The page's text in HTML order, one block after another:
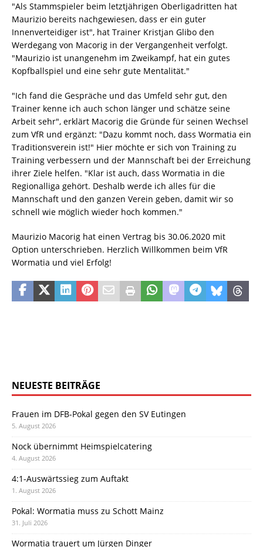
"Als Stammspieler beim letztjährigen Oberligadritten hat
Maurizio bereits nachgewiesen, dass er ein guter
Innenverteidiger ist", hat Trainer Kristjan Glibo den
Werdegang von Macorig in der Vergangenheit verfolgt.
"Maurizio ist unangenehm im Zweikampf, hat ein gutes
Kopfballspiel und eine sehr gute Mentalität."
"Ich fand die Gespräche und das Umfeld sehr gut, den
Trainer kenne ich auch schon länger und schätze seine
Arbeit sehr", erklärt Macorig die Gründe für seinen Wechsel
zum VfR und ergänzt: "Dazu kommt noch, dass Wormatia ein
Traditionsverein ist!" Hier möchte er sich von Training zu
Training verbessern und der Mannschaft bei der Erreichung
ihrer Ziele helfen. "Klar ist auch, dass Wormatia in die
Regionalliga gehört. Deshalb werde ich alles für die
Mannschaft und den ganzen Verein geben, damit wir so
schnell wie möglich wieder hoch kommen."
Maurizio Macorig hat einen Vertrag bis 30.06.2020 mit
Option unterschrieben. Herzlich Willkommen beim VfR
Wormatia und viel Erfolg!
NEUESTE BEITRÄGE
Frauen im DFB-Pokal gegen den SV Eutingen
5. August 2026
Nock übernimmt Heimspielcatering
4. August 2026
4:1-Auswärtssieg zum Auftakt
1. August 2026
Pokal: Wormatia muss zu Schott Mainz
31. Juli 2026
Wormatia trauert um Jürgen Dinger